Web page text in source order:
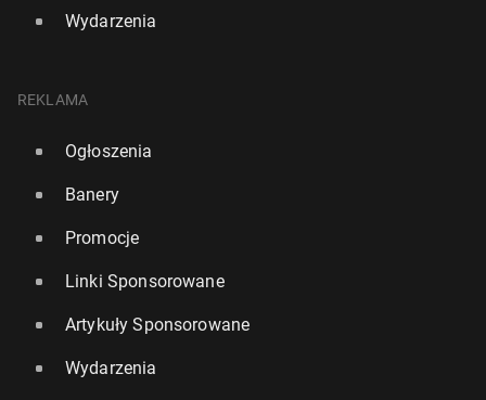
Wydarzenia
REKLAMA
Ogłoszenia
Banery
Promocje
Linki Sponsorowane
Artykuły Sponsorowane
Wydarzenia